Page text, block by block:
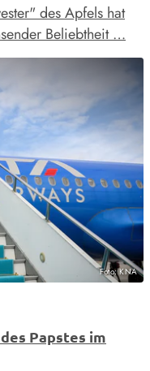
des Apfels hat
Beliebtheit …
Foto: KNA
Papstes im